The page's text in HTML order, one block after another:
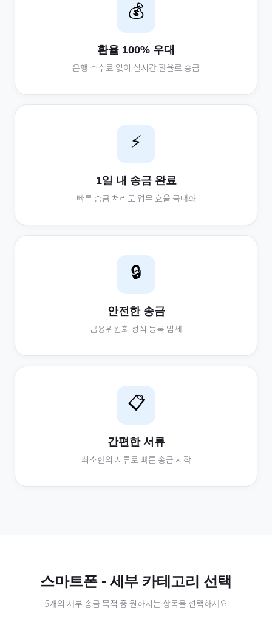
💰
환율 100% 우대
은행 수수료 없이 실시간 환율로 송금
⚡
1일 내 송금 완료
빠른 송금 처리로 업무 효율 극대화
🔒
안전한 송금
금융위원회 정식 등록 업체
📋
간편한 서류
최소한의 서류로 빠른 송금 시작
스마트폰- 세부 카테고리 선택
5개의 세부 송금 목적 중 원하시는 항목을 선택하세요